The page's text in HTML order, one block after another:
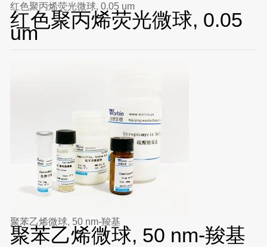
红色聚丙烯荧光微球, 0.05 um
红色聚丙烯荧光微球, 0.05
um
聚苯乙烯微球, 50 nm-羧基
聚苯乙烯微球, 50 nm-羧基